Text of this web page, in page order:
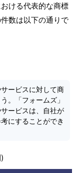
ける代表的な商標
数は以下の通りで
ービスに対して商
。「フォームズ」
ービスは、自社が
にすることができ